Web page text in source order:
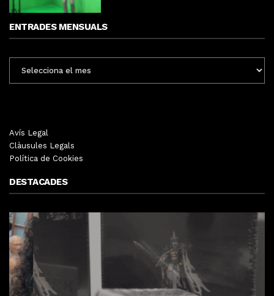
ENTRADES MENSUALS
MENSUALS
Avís Legal
Clàusules Legals
Política de Cookies
DESTACADES